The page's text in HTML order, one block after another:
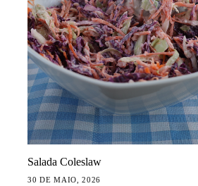
Salada Coleslaw
30 DE MAIO, 2026